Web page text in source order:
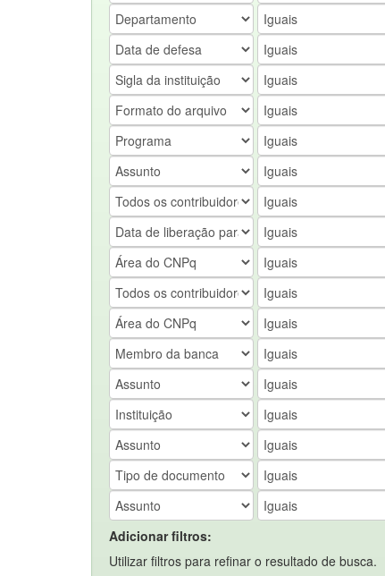
Adicionar filtros:
Utilizar filtros para refinar o resultado de busca.